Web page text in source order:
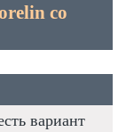
со
вариант